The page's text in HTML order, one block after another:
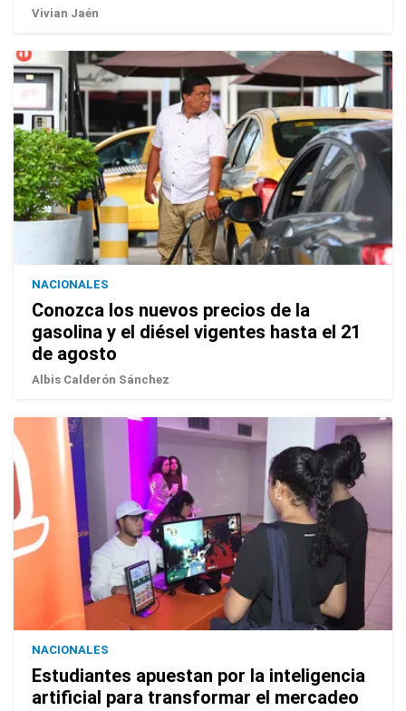
Vivian Jaén
NACIONALES
Conozca los nuevos precios de la
gasolina y el diésel vigentes hasta el 21
de agosto
Albis Calderón Sánchez
NACIONALES
Estudiantes apuestan por la inteligencia
artificial para transformar el mercadeo